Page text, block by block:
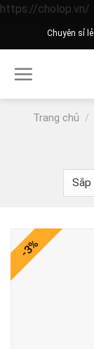
https://cholop.vn/
Chuyên sỉ
Trang chủ /
-3%